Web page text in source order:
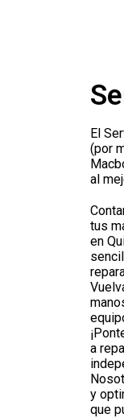
El
(por
al
tus
en
a
y
que